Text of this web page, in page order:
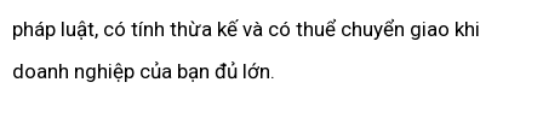
pháp luật, có tính thừa kế và có thuể chuyển giao khi
doanh nghiệp của bạn đủ lớn.